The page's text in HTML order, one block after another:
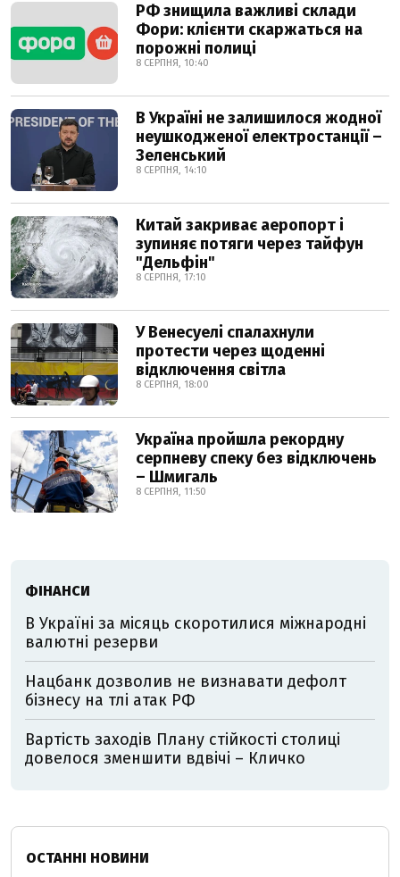
РФ знищила важливі склади
Фори: клієнти скаржаться на
порожні полиці
8 СЕРПНЯ, 10:40
В Україні не залишилося жодної
неушкодженої електростанції –
Зеленський
8 СЕРПНЯ, 14:10
Китай закриває аеропорт і
зупиняє потяги через тайфун
"Дельфін"
8 СЕРПНЯ, 17:10
У Венесуелі спалахнули
протести через щоденні
відключення світла
8 СЕРПНЯ, 18:00
Україна пройшла рекордну
серпневу спеку без відключень
– Шмигаль
8 СЕРПНЯ, 11:50
ФІНАНСИ
В Україні за місяць скоротилися міжнародні
валютні резерви
Нацбанк дозволив не визнавати дефолт
бізнесу на тлі атак РФ
Вартість заходів Плану стійкості столиці
довелося зменшити вдвічі – Кличко
ОСТАННІ НОВИНИ